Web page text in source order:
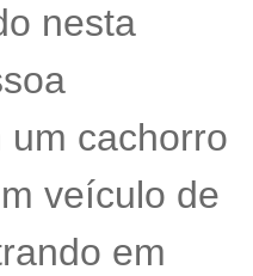
nesta
um cachorro
veículo de
em